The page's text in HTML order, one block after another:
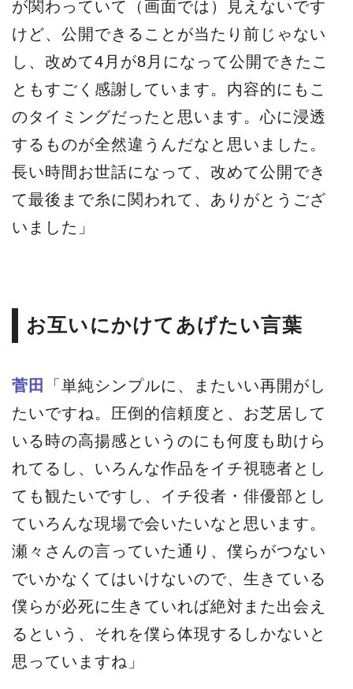
が関わっていて（画面では）見えないです
けど、公開できることが当たり前じゃない
し、改めて4月が8月になって公開できたこ
ともすごく感謝しています。内容的にもこ
のタイミングだったと思います。心に浸透
するものが全然違うんだなと思いました。
長い時間お世話になって、改めて公開でき
て最後まで糸に関われて、ありがとうござ
いました」
お互いにかけてあげたい言葉
菅田
「単純シンプルに、またいい再開がし
たいですね。圧倒的信頼度と、お芝居して
いる時の高揚感というのにも何度も助けら
れてるし、いろんな作品をイチ視聴者とし
ても観たいですし、イチ役者・俳優部とし
ていろんな現場で会いたいなと思います。
瀬々さんの言っていた通り、僕らがつない
でいかなくてはいけないので、生きている
僕らが必死に生きていれば絶対また出会え
るという、それを僕ら体現するしかないと
思っていますね」